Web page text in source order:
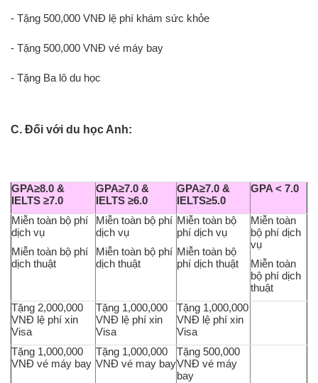
- Tặng 500,000 VNĐ lệ phí khám sức khỏe
- Tặng 500,000 VNĐ vé máy bay
- Tặng Ba lô du học
C. Đối với du học Anh:
GPA≥8.0 &
IELTS ≥7.0
GPA≥7.0 &
IELTS ≥6.0
GPA≥7.0 &
IELTS≥5.0
GPA < 7.0
Miễn toàn bộ phí
dịch vụ
Miễn toàn bộ phí
dịch thuật
Miễn toàn bộ phí
dịch vụ
Miễn toàn bộ phí
dịch thuật
Miễn toàn bộ
phí dịch vụ
Miễn toàn bộ
phí dịch thuật
Miễn toàn
bộ phí dịch
vụ
Miễn toàn
bộ phí dịch
thuật
Tặng 2,000,000
VNĐ lệ phí xin
Visa
Tặng 1,000,000
VNĐ lệ phí xin
Visa
Tặng 1,000,000
VNĐ lệ phí xin
Visa
Tặng 1,000,000
VNĐ vé máy bay
Tặng 1,000,000
VNĐ vé may bay
Tặng 500,000
VNĐ vé máy
bay